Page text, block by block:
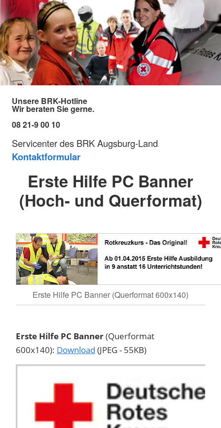
Unsere BRK-Hotline
Wir beraten Sie gerne.
08 21-9 00 10
Servicenter des BRK Augsburg-Land
Kontaktformular
Erste Hilfe PC Banner
(Hoch- und Querformat)
Erste Hilfe PC Banner (Querformat 600x140)
Erste Hilfe PC Banner(Querformat
600x140): Download (JPEG - 55KB)